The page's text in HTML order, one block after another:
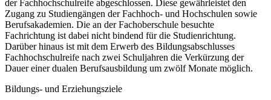
der Fachhochschulreife abgeschlossen. Diese gewährleistet den
Zugang zu Studiengängen der Fachhoch- und Hochschulen sowie
Berufsakademien. Die an der Fachoberschule besuchte
Fachrichtung ist dabei nicht bindend für die Studienrichtung.
Darüber hinaus ist mit dem Erwerb des Bildungsabschlusses
Fachhochschulreife nach zwei Schuljahren die Verkürzung der
Dauer einer dualen Berufsausbildung um zwölf Monate möglich.
Bildungs- und Erziehungsziele